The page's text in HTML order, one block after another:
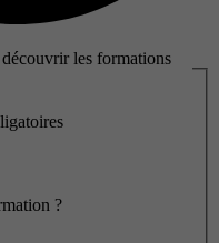
les formations
?